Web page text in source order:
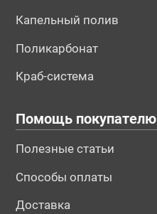
Капельный полив
Поликарбонат
Краб-система
Помощь покупателю
Полезные статьи
Способы оплаты
Доставка